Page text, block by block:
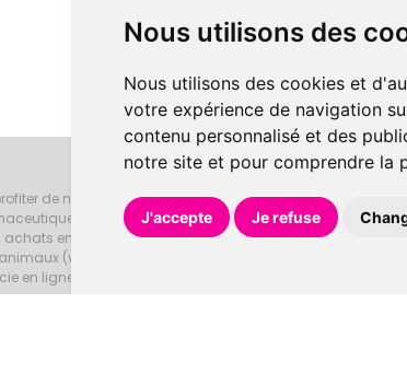
Nous utilisons des
Nous utilisons des cookies et
votre expérience de navigation
contenu personnalisé et des
notre site et pour comprendre la
J'accepte Je refuse
de notre accueil, de nos conseils pharmaceutiques,
beauté et bien-être.
en ligne grâce à un choix de 20000 références en
animaux (vétérinaire).
ligne et venez les retirer au drive ou vous les faire livrer à